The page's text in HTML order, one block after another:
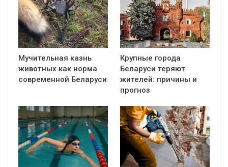
Мучительная казнь
животных как норма
современной Беларуси
Крупные города
Беларуси теряют
жителей: причины и
прогноз